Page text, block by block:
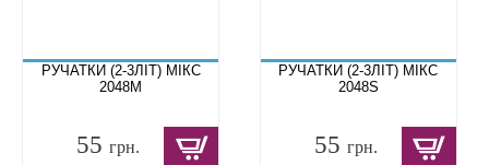
РУЧАТКИ (2-3ЛІТ) МІКС
2048M
55грн.
РУЧАТКИ (2-3ЛІТ) МІКС
2048S
55 грн.